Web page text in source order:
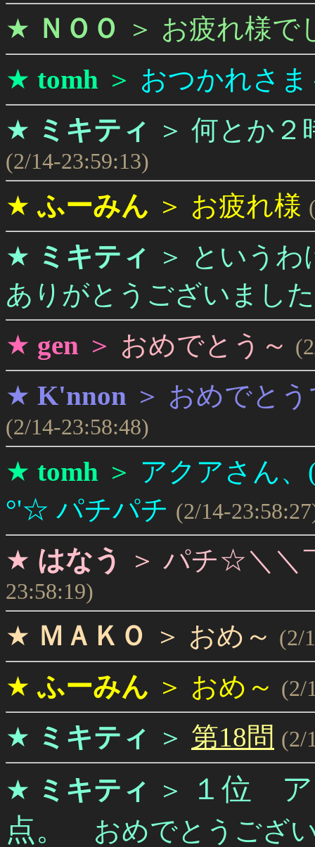
★ ＮＯＯ ＞ お疲れ様で
★ tomh ＞ おつかれさま
★ ミキティ ＞ 何とか２
(2/14-23:59:13)
★ふーみん ＞ お疲れ様
★ ミキティ ＞
というわ
ありがとうございまし
★ gen ＞ おめでとう～
★ K'nnon ＞ おめでと
(2/14-23:58:48)
★ tomh ＞ アクアさん
°'☆ パチパチ (2/14-
★ はなう ＞ パチ☆＼＼
23:58:19)
★ ＭＡＫＯ ＞ おめ～ (2/
★ふーみん ＞ おめ～ (2/
★ ミキティ ＞ 第18問 (2/
★ ミキティ ＞
１位
点。
おめでとうござ